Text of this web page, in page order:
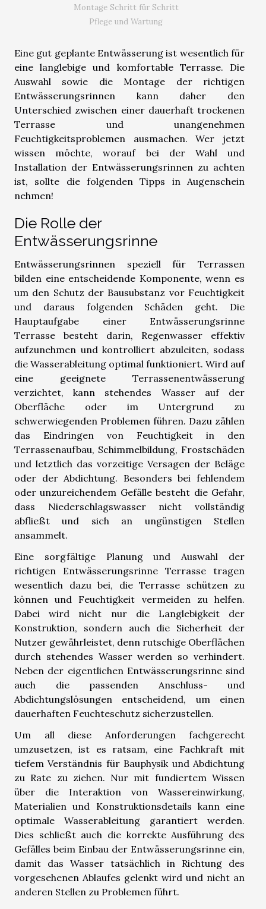
Montage Schritt für Schritt
Pflege und Wartung
Eine gut geplante Entwässerung ist wesentlich für
eine langlebige und komfortable Terrasse. Die
Auswahl sowie die Montage der richtigen
Entwässerungsrinnen kann daher den
Unterschied zwischen einer dauerhaft trockenen
Terrasse und unangenehmen
Feuchtigkeitsproblemen ausmachen. Wer jetzt
wissen möchte, worauf bei der Wahl und
Installation der Entwässerungsrinnen zu achten
ist, sollte die folgenden Tipps in Augenschein
nehmen!
Die Rolle der
Entwässerungsrinne
Entwässerungsrinnen speziell für Terrassen
bilden eine entscheidende Komponente, wenn es
um den Schutz der Bausubstanz vor Feuchtigkeit
und daraus folgenden Schäden geht. Die
Hauptaufgabe einer Entwässerungsrinne
Terrasse besteht darin, Regenwasser effektiv
aufzunehmen und kontrolliert abzuleiten, sodass
die Wasserableitung optimal funktioniert. Wird auf
eine geeignete Terrassenentwässerung
verzichtet, kann stehendes Wasser auf der
Oberfläche oder im Untergrund zu
schwerwiegenden Problemen führen. Dazu zählen
das Eindringen von Feuchtigkeit in den
Terrassenaufbau, Schimmelbildung, Frostschäden
und letztlich das vorzeitige Versagen der Beläge
oder der Abdichtung. Besonders bei fehlendem
oder unzureichendem Gefälle besteht die Gefahr,
dass Niederschlagswasser nicht vollständig
abfließt und sich an ungünstigen Stellen
ansammelt.
Eine sorgfältige Planung und Auswahl der
richtigen Entwässerungsrinne Terrasse tragen
wesentlich dazu bei, die Terrasse schützen zu
können und Feuchtigkeit vermeiden zu helfen.
Dabei wird nicht nur die Langlebigkeit der
Konstruktion, sondern auch die Sicherheit der
Nutzer gewährleistet, denn rutschige Oberflächen
durch stehendes Wasser werden so verhindert.
Neben der eigentlichen Entwässerungsrinne sind
auch die passenden Anschluss- und
Abdichtungslösungen entscheidend, um einen
dauerhaften Feuchteschutz sicherzustellen.
Um all diese Anforderungen fachgerecht
umzusetzen, ist es ratsam, eine Fachkraft mit
tiefem Verständnis für Bauphysik und Abdichtung
zu Rate zu ziehen. Nur mit fundiertem Wissen
über die Interaktion von Wassereinwirkung,
Materialien und Konstruktionsdetails kann eine
optimale Wasserableitung garantiert werden.
Dies schließt auch die korrekte Ausführung des
Gefälles beim Einbau der Entwässerungsrinne ein,
damit das Wasser tatsächlich in Richtung des
vorgesehenen Ablaufes gelenkt wird und nicht an
anderen Stellen zu Problemen führt.